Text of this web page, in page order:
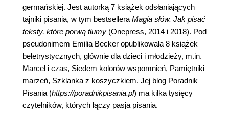
germańskiej. Jest autorką 7 książek odsłaniających
tajniki pisania, w tym bestsellera Magia słów. Jak pisać
teksty, które porwą tłumy (Onepress, 2014 i 2018). Pod
pseudonimem Emilia Becker opublikowała 8 książek
beletrystycznych, głównie dla dzieci i młodzieży, m.in.
Marcel i czas, Siedem kolorów wspomnień, Pamiętniki
marzeń, Szklanka z koszyczkiem. Jej blog Poradnik
Pisania (https://poradnikpisania.pl) ma kilka tysięcy
czytelników, których łączy pasja pisania.